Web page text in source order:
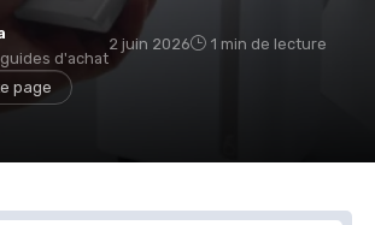
d'achat
2 juin 2026 1 min de lecture
page